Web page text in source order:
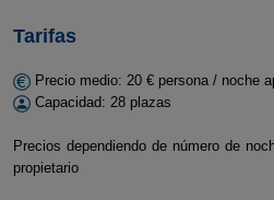
Tarifas
Precio medio: 20 € persona / noche
Capacidad: 28 plazas
Precios dependiendo de número de
propietario